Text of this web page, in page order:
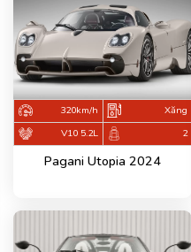
320km/h
Xăng
V10 5.2L
2
Pagani Utopia 2024